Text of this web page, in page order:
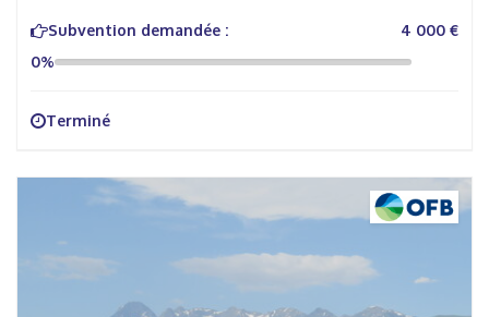
Subvention demandée :
4 000 €
0%
Terminé